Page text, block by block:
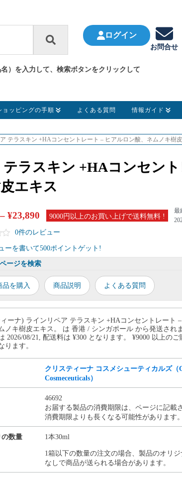
ログイン
）を入力して、検索ボタンをクリックして
お問合せ
ョッピングの手順 よくある質問 情報ガイド
テラスキン +HAコンセントレート – ヒアルロン酸、ネムノキ樹
ラスキン +HAコンセン
エキス
–¥23,890 9000円以上のお買い上げで送料無料 !
最
0件のレビュー
ーを書いて500ポイントゲット!
ージを検索
品を購入 商品説明 よくある質問
ーナ) ラインリペア テラスキン +HAコンセントレート
ノキ樹皮エキス。 は 香港 / シンガポール から発送され
2026/08/21, 配送料は ¥300 となります。 ¥9000 以上のご
ります。
クリスティーナ コスメシューティカルズ（
Cosmeceuticals）
46692
お届する製品の消費期限は、ページに記載
消費期限よりも長くなる可能性があります。
の数量 1本30ml
1箱以下の数量の注文の場合、製品のオリ
なしで商品が送られる場合があります。